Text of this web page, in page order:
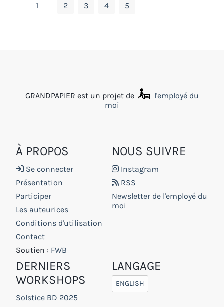
1 2 3 4 5
GRANDPAPIER est un projet de
l'employé du
moi
À PROPOS
Se connecter
Présentation
Participer
Les auteurices
Conditions d'utilisation
Contact
Soutien : FWB
NOUS SUIVRE
Instagram
RSS
Newsletter de l'employé du
moi
DERNIERS
WORKSHOPS
Solstice BD 2025
LANGAGE
ENGLISH